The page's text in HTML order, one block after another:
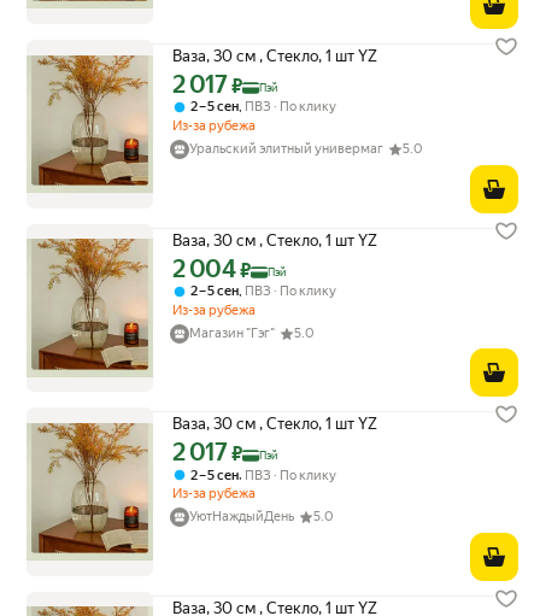
Ваза, 30 см , Стекло, 1 шт YZ
Цена с картой Яндекс Пэй 2017 ₽ вместо
2 017₽ Пэй
2 – 5 сен, ПВЗ
По клику
Из-за рубежа
Уральский элитный универмаг
5.0
Ваза, 30 см , Стекло, 1 шт YZ
Цена с картой Яндекс Пэй 2004 ₽ вместо
2 004₽ Пэй
2 – 5 сен ПВЗ
По клику
Из-за рубежа
Магазин "Гэг"
5.0
Ваза, 30 см , Стекло, 1 шт YZ
Цена с картой Яндекс Пэй 2017 ₽ вместо
2 017₽ Пэй
2 – 5 сен, ПВЗ
По клику
Из-за рубежа
УютНаждыйДень
5.0
Ваза, 30 см , Стекло, 1 шт YZ